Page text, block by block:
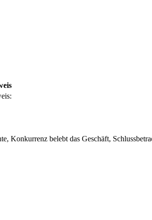
Konkurrenz belebt das Geschäft,